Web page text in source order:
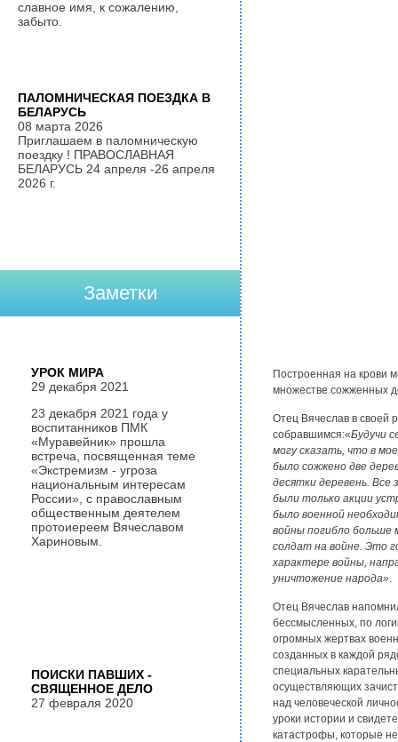
Построенная на крови
множестве сожженных
Отец Вячеслав в своей
собравшимся:«Будучи
могу сказать, что в
было сожжено две
десятки деревень.
были только акции
было военной
войны погибло больше
солдат на войне. Это
характере войны,
уничтожение народа»
Отец Вячеслав
бессмысленных, по
огромных жертвах
созданных в каждой
специальных
осуществляющих
над человеческой
уроки истории и
катастрофы, которые
славное имя, к сожалению,
забыто.
ПАЛОМНИЧЕСКАЯ ПОЕЗДКА В
БЕЛАРУСЬ
08 марта 2026
Приглашаем в паломническую
поездку ! ПРАВОСЛАВНАЯ
БЕЛАРУСЬ 24 апреля -26 апреля
2026 г.
Заметки
УРОК МИРА
29 декабря 2021
23 декабря 2021 года у
воспитанников ПМК
«Муравейник» прошла
встреча, посвященная теме
«Экстремизм - угроза
национальным интересам
России», с православным
общественным деятелем
протоиереем Вячеславом
Хариновым.
ПОИСКИ ПАВШИХ -
СВЯЩЕННОЕ ДЕЛО
27 февраля 2020